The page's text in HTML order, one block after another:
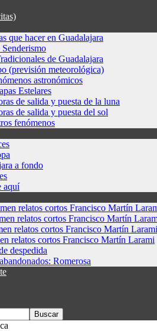
que hacer en Guadalajara
Senderismo
de Guadalajara
(previsión meteorológica)
astronómicos
Estelares
de salida y puesta de la luna
de salida y puesta del sol
fenómenos
a fondo
aquí
relatos cortos Francisco Martín
relatos cortos Francisco Martín
relatos cortos Francisco Martín Larami
relatos cortos Francisco Martín Larami
despedida
Romerosa